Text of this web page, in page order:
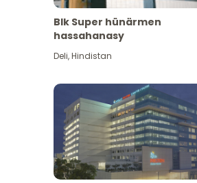
Blk Super hünärmen
hassahanasy
Deli,Hindistan